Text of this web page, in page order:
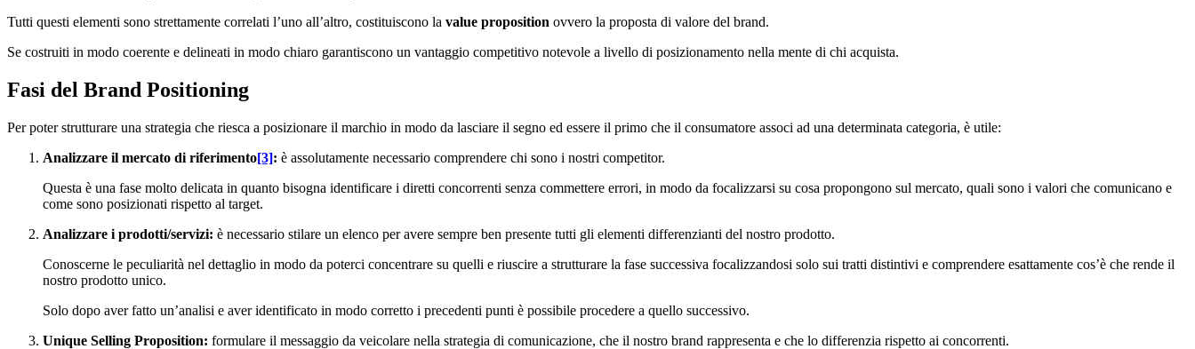
Tutti questi elementi sono strettamente correlati l’uno all’altro, costituiscono la value proposition ovvero la proposta di valore del brand.
Se costruiti in modo coerente e delineati in modo chiaro garantiscono un vantaggio competitivo notevole a livello di posizionamento nella mente di chi acquista.
Fasi del Brand Positioning
Per poter strutturare una strategia che riesca a posizionare il marchio in modo da lasciare il segno ed essere il primo che il consumatore associ ad una determinata categoria, è utile:
Analizzare il mercato di riferimento[3]: è assolutamente necessario comprendere chi sono i nostri competitor.
Questa è una fase molto delicata in quanto bisogna identificare i diretti concorrenti senza commettere errori, in modo da focalizzarsi su cosa propongono sul mercato, quali sono i valori che comunicano e
come sono posizionati rispetto al target.
Analizzare i prodotti/servizi: è necessario stilare un elenco per avere sempre ben presente tutti gli elementi differenzianti del nostro prodotto.
Conoscerne le peculiarità nel dettaglio in modo da poterci concentrare su quelli e riuscire a strutturare la fase successiva focalizzandosi solo sui tratti distintivi e comprendere esattamente cos’è che rende il
nostro prodotto unico.
Solo dopo aver fatto un’analisi e aver identificato in modo corretto i precedenti punti è possibile procedere a quello successivo.
Unique Selling Proposition: formulare il messaggio da veicolare nella strategia di comunicazione, che il nostro brand rappresenta e che lo differenzia rispetto ai concorrenti.